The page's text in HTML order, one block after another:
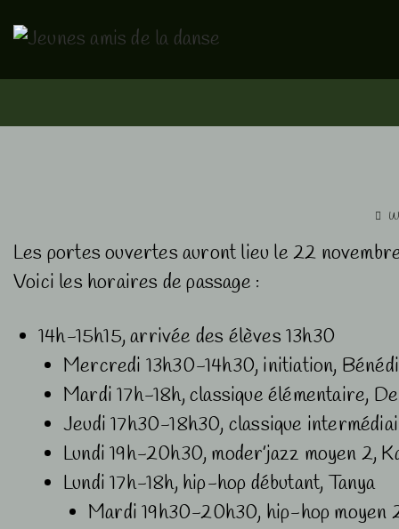
passer
au
principal
Les portes ouvertes auront lieu le 22
Voici les horaires de passage :
14h-15h15, arrivée des élèves 13h30
Mercredi 13h30-14h30, initiation,
Mardi 17h-18h, classique élémentaire,
Jeudi 17h30-18h30, classique
Lundi 19h-20h30, moder’jazz moyen 2,
Lundi 17h-18h, hip-hop débutant, Tanya
Mardi 19h30-20h30, hip-hop moyen